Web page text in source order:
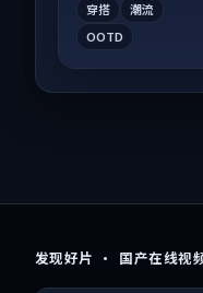
穿搭
潮流
OOTD
发现好片 · 国产在线视